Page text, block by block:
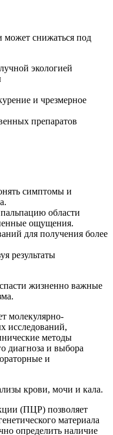
может снижаться под
экологией
и чрезмерное
препаратов
симптомы и
области
ощущения.
для получения более
результаты
жизненно важные
молекулярно-
исследований,
методы
диагноза и выбора
и
крови, мочи и кала.
(ПЦР) позволяет
материала
определить наличие